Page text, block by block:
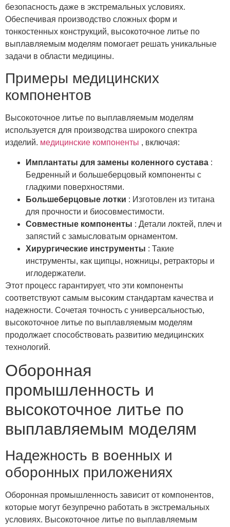
безопасность даже в экстремальных условиях.
Обеспечивая производство сложных форм и
тонкостенных конструкций, высокоточное литье по
выплавляемым моделям помогает решать уникальные
задачи в области медицины.
Примеры медицинских
компонентов
Высокоточное литье по выплавляемым моделям
используется для производства широкого спектра
изделий. медицинские компоненты , включая:
Имплантаты для замены коленного сустава :
Бедренный и большеберцовый компоненты с
гладкими поверхностями.
Большеберцовые лотки : Изготовлен из титана
для прочности и биосовместимости.
Совместные компоненты : Детали локтей, плеч и
запястий с замысловатым орнаментом.
Хирургические инструменты : Такие
инструменты, как щипцы, ножницы, ретракторы и
иглодержатели.
Этот процесс гарантирует, что эти компоненты
соответствуют самым высоким стандартам качества и
надежности. Сочетая точность с универсальностью,
высокоточное литье по выплавляемым моделям
продолжает способствовать развитию медицинских
технологий.
Оборонная
промышленность и
высокоточное литье по
выплавляемым моделям
Надежность в военных и
оборонных приложениях
Оборонная промышленность зависит от компонентов,
которые могут безупречно работать в экстремальных
условиях. Высокоточное литье по выплавляемым